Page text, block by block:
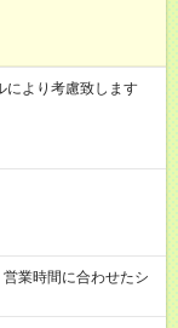
より考慮致します